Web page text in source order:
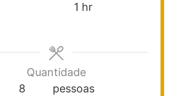
1 hr
Quantidade
8
pessoas